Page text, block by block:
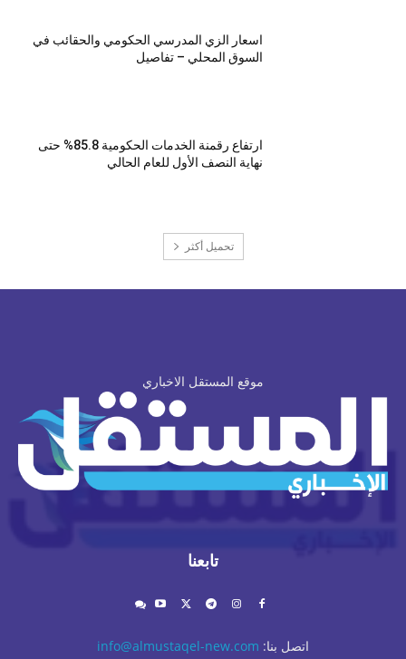
اسعار الزي المدرسي الحكومي والحقائب في
السوق المحلي – تفاصيل
ارتفاع رقمنة الخدمات الحكومية 85.8% حتى
نهاية النصف الأول للعام الحالي
تحميل أكثر
موقع المستقل الاخباري
تابعنا
اتصل بنا: info@almustaqel-new.com